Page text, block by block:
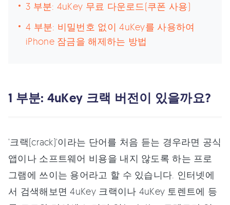
3 부분: 4uKey 무료 다운로드(쿠폰 사용)
4 부분: 비밀번호 없이 4uKey를 사용하여
iPhone 잠금을 해제하는 방법
1 부분: 4uKey 크랙 버전이 있을까요?
'크랙(crack)'이라는 단어를 처음 듣는 경우라면 공식
앱이나 소프트웨어 비용을 내지 않도록 하는 프로
그램에 쓰이는 용어라고 할 수 있습니다. 인터넷에
서 검색해보면 4uKey 크랙이나 4uKey 토렌트에 등